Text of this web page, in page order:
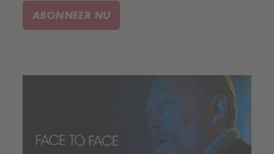
lijkenhuis.
ABONNEER NU